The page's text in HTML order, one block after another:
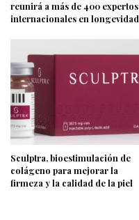
reunirá a más de 400 expertos
internacionales en longevidad
Sculptra, bioestimulación de
colágeno para mejorar la
firmeza y la calidad de la piel